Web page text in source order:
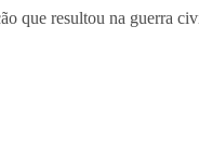
que resultou na guerra